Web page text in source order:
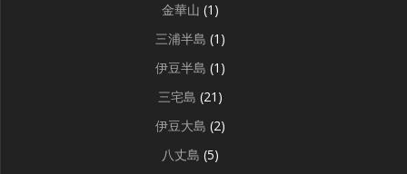
金華山 (1)
三浦半島 (1)
伊豆半島 (1)
三宅島 (21)
伊豆大島 (2)
八丈島 (5)